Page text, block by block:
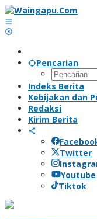
Lewati
ke
konten
Pencarian
Indeks Berita
Kebijakan dan
Redaksi
Kirim Berita
Twitter
Youtube
Tiktok